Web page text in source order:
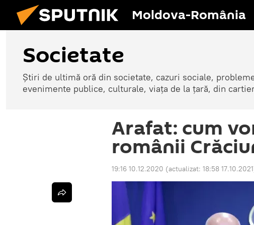
Moldova-România
Societate
Știri de ultimă oră din societate, cazuri sociale,
evenimente publice, culturale, viața de la țară, din
Arafat: cum
românii
19:16 10.12.2020 (actualizat: 18:58 17.10.2021